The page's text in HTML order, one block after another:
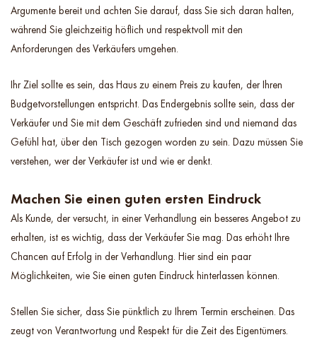
Argumente bereit und achten Sie darauf, dass Sie sich daran halten,
während Sie gleichzeitig höflich und respektvoll mit den
Anforderungen des Verkäufers umgehen.
Ihr Ziel sollte es sein, das Haus zu einem Preis zu kaufen, der Ihren
Budgetvorstellungen entspricht. Das Endergebnis sollte sein, dass der
Verkäufer und Sie mit dem Geschäft zufrieden sind und niemand das
Gefühl hat, über den Tisch gezogen worden zu sein. Dazu müssen Sie
verstehen, wer der Verkäufer ist und wie er denkt.
Machen Sie einen guten ersten Eindruck
Als Kunde, der versucht, in einer Verhandlung ein besseres Angebot zu
erhalten, ist es wichtig, dass der Verkäufer Sie mag. Das erhöht Ihre
Chancen auf Erfolg in der Verhandlung. Hier sind ein paar
Möglichkeiten, wie Sie einen guten Eindruck hinterlassen können.
Stellen Sie sicher, dass Sie pünktlich zu Ihrem Termin erscheinen. Das
zeugt von Verantwortung und Respekt für die Zeit des Eigentümers.